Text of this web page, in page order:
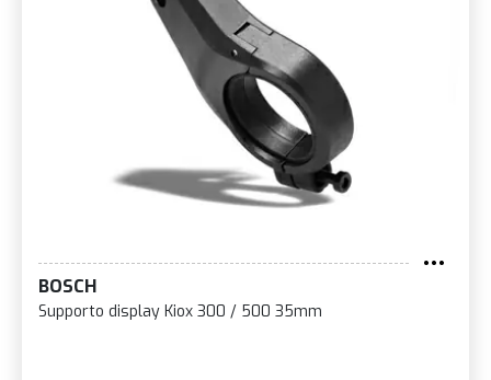
BOSCH
Supporto display Kiox 300 / 500 35mm